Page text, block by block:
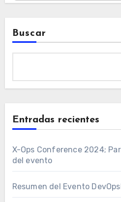
Buscar
Entradas recientes
X-Ops Conference 2024;
del evento
Resumen del Evento